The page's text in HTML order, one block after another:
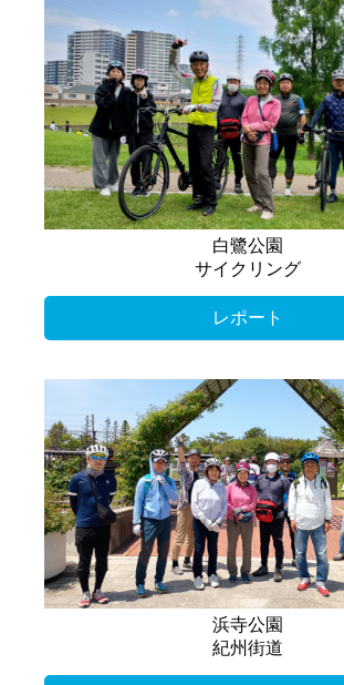
白鷺公園
サイクリング
レポート
浜寺公園
紀州街道